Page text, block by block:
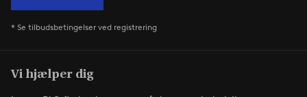
* Se tilbudsbetingelser ved registrering
Vi hjælper dig